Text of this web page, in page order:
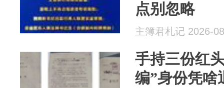
点别忽略
主簿君札记 2026-
手持三份红
编”身份凭啥